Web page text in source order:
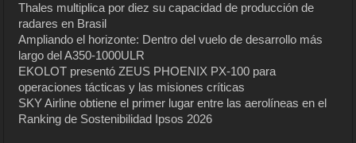
Thales multiplica por diez su capacidad de producción de
radares en Brasil
Ampliando el horizonte: Dentro del vuelo de desarrollo más
largo del A350-1000ULR
EKOLOT presentó ZEUS PHOENIX PX-100 para
operaciones tácticas y las misiones críticas
SKY Airline obtiene el primer lugar entre las aerolíneas en el
Ranking de Sostenibilidad Ipsos 2026